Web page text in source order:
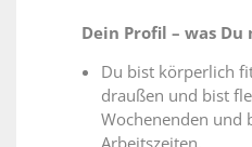
Dein Profil – was
Du bist körperlich
draußen und bist
Wochenenden und